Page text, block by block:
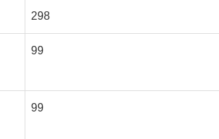
298
99
99